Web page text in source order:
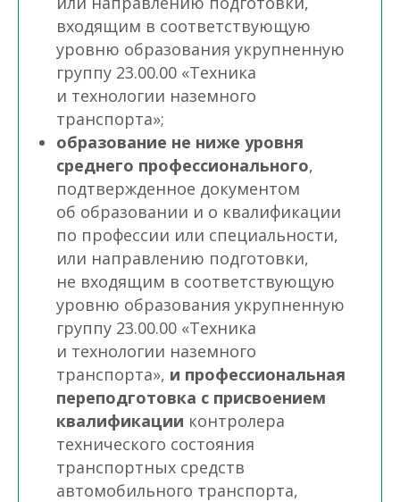
входящим в соответствующую
уровню образования укрупненную
группу 23.00.00 «Техника
и технологии наземного
транспорта»;
образование не ниже уровня
среднего профессионального,
подтвержденное документом
об образовании и о квалификации
по профессии или специальности,
или направлению подготовки,
не входящим в соответствующую
уровню образования укрупненную
группу 23.00.00 «Техника
и технологии наземного
транспорта», и профессиональная
переподготовка с присвоением
квалификации контролера
технического состояния
транспортных средств
автомобильного транспорта,